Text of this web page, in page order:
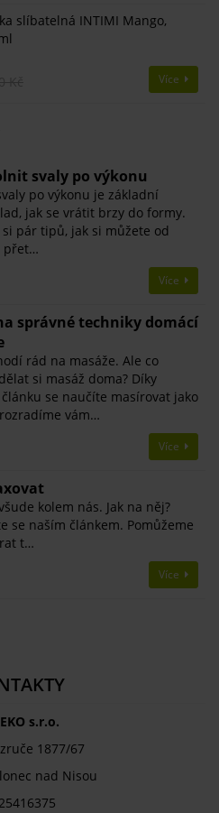
slíbatelná INTIMI Mango,
Více
svaly po výkonu
po výkonu je základní
jak se vrátit brzy do formy.
si pár tipů, jak si můžete od
přet…
Více
správné techniky domácí
rád na masáže. Ale co
si masáž doma? Díky
se naučíte masírovat jako
vám…
Více
kolem nás. Jak na něj?
se naším článkem. Pomůžeme
t…
Více
s.r.o.
1877/67
nad Nisou